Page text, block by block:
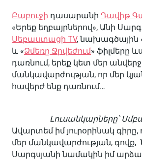
Բաբուջի դասարանի Դավիթ
«Երեք եղբայրներով», Անի
Սեբաստացի TV, նախագծային
և «Ձմեռը Ջրվեժում» ֆիլմերը
դառնում, երեք կետ մեր անվերջ
մանկավարժության, որ մեր
հավերժ ենք դառնում…
Լուսանկարները՝
Ավարտեմ իմ յուրօրինակ գիրը,
մեր մանկավարժության, գովք,
Սարգսյանի նամակին իմ